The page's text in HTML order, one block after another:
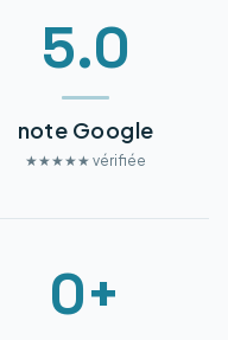
5.0
note Google
★★★★★ vérifiée
0+